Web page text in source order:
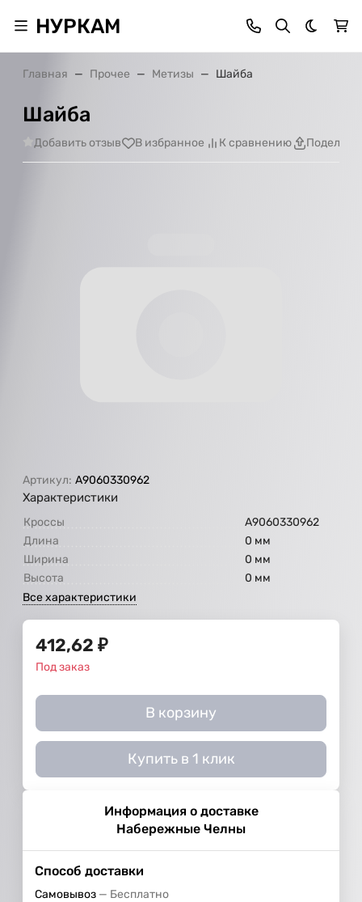
НУРКАМ Темная
Главная Прочее Метизы Шайба
Шайба
Добавить отзыв В избранное К сравнению
Артикул: А9060330962
Характеристики
Кроссы
А9060330962
Длина
0 мм
Ширина
0 мм
Высота
0 мм
Все характеристики
412,62 ₽
Под заказ
В корзину
Купить в 1 клик
Информация о доставке
Набережные Челны
Способ доставки
Самовывоз Бесплатно